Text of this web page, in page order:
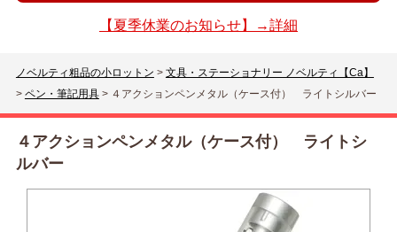
【夏季休業のお知らせ】→詳細
ノベルティ粗品の小ロットン > 文具・ステーショナリー ノベルティ【Ca】
> ペン・筆記用具 > ４アクションペンメタル（ケース付） ライトシルバー
４アクションペンメタル（ケース付） ライトシ
ルバー